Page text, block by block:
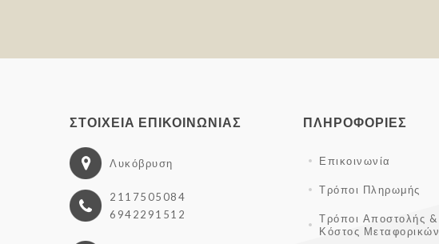
ΣΤΟΙΧΕΊΑ ΕΠΙΚΟΙΝΩΝΊΑΣ
Λυκόβρυση
2117505084
6942291512
ΠΛΗΡΟΦΟΡΊΕΣ
Επικοινωνία
Τρόποι Πληρωμής
Τρόποι Αποστολής &
Κόστος Μεταφορικών